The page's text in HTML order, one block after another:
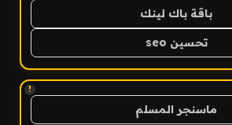
باقة باك لينك
تحسين seo
!
ماسنجر المسلم